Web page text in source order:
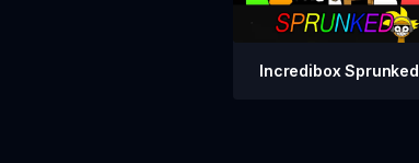
Incredibox Sprunked